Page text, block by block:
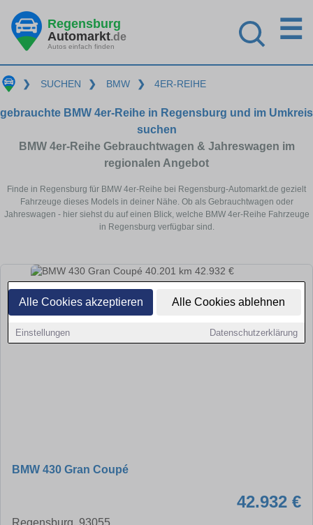
Alle Cookies akzeptieren Alle Cookies ablehnen
Einstellungen Datenschutzerklärung
Regensburg
Automarkt.de
Autos einfach finden
☰
❯ SUCHEN ❯ BMW ❯ 4ER-REIHE
gebrauchte BMW 4er-Reihe in Regensburg und im Umkreis
suchen
BMW 4er-Reihe Gebrauchtwagen & Jahreswagen im
regionalen Angebot
Finde in Regensburg für BMW 4er-Reihe bei Regensburg-Automarkt.de gezielt
Fahrzeuge dieses Models in deiner Nähe. Ob als Gebrauchtwagen oder
Jahreswagen - hier siehst du auf einen Blick, welche BMW 4er-Reihe Fahrzeuge
in Regensburg verfügbar sind.
BMW 430 Gran Coupé
42.932 €
Regensburg, 93055